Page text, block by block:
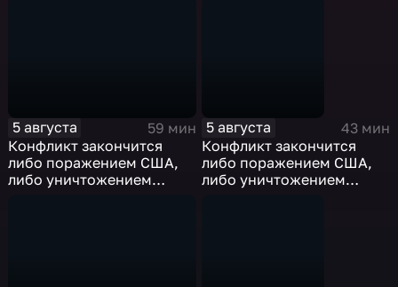
5 августа
59 мин
Конфликт закончится
либо поражением США,
либо уничтожением
5 августа
43 мин
Конфликт закончится
либо поражением США,
либо уничтожением